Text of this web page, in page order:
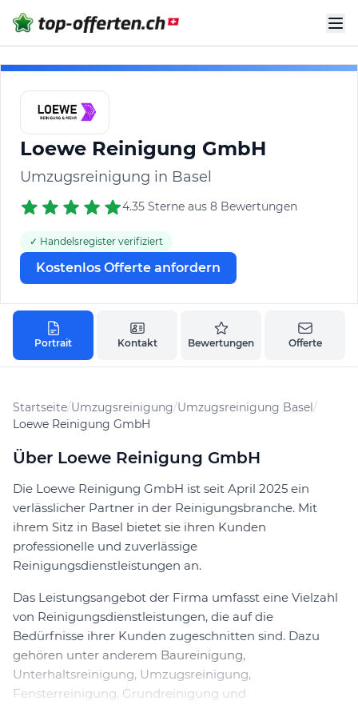
Loewe Reinigung GmbH
Umzugsreinigung in Basel
4.35 Sterne aus 8 Bewertungen
✓ Handelsregister verifiziert
Kostenlos Offerte anfordern
Portrait Kontakt Bewertungen Offerte
Startseite/Umzugsreinigung/Umzugsreinigung Basel /
Loewe Reinigung GmbH
Über Loewe Reinigung GmbH
Die Loewe Reinigung GmbH ist seit April 2025 ein
verlässlicher Partner in der Reinigungsbranche. Mit
ihrem Sitz in Basel bietet sie ihren Kunden
professionelle und zuverlässige
Reinigungsdienstleistungen an.
Das Leistungsangebot der Firma umfasst eine Vielzahl
von Reinigungsdienstleistungen, die auf die
Bedürfnisse ihrer Kunden zugeschnitten sind. Dazu
gehören unter anderem Baureinigung,
Unterhaltsreinigung, Umzugsreinigung,
Fensterreinigung, Grundreinigung und